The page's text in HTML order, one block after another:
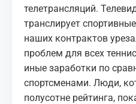
телетрансляций.
транслирует
наших контрактов
проблем для всех
иные заработки по
спортсменами. Люди,
полусотне рейтинга,